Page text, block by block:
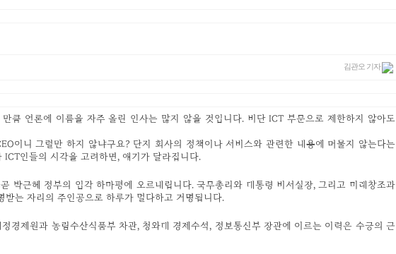
김관오 기자
큼 언론에 이름을 자주 올린 인사는 많지 않을 것입니다. 비단 ICT 부문으로 제한하지 않아도
이니 그럴만 하지 않냐구요? 단지 회사의 정책이나 서비스와 관련한 내용에 머물지 않는다는
인들의 시각을 고려하면, 얘기가 달라집니다.
박근혜 정부의 입각 하마평에 오르내립니다. 국무총리와 대통령 비서실장, 그리고 미래창조과
는 자리의 주인공으로 하루가 멀다하고 거명됩니다.
경제원과 농림수산식품부 차관, 청와대 경제수석, 정보통신부 장관에 이르는 이력은 수긍의 근